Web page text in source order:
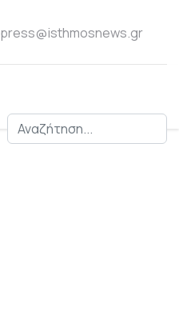
press@isthmosnews.gr
Αναζήτηση